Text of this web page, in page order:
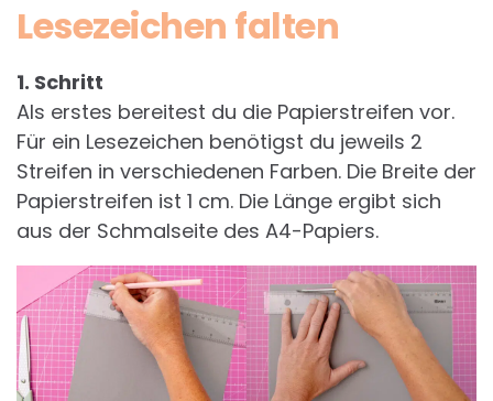
Lesezeichen falten
1. Schritt
Als erstes bereitest du die Papierstreifen vor.
Für ein Lesezeichen benötigst du jeweils 2
Streifen in verschiedenen Farben. Die Breite der
Papierstreifen ist 1 cm. Die Länge ergibt sich
aus der Schmalseite des A4-Papiers.